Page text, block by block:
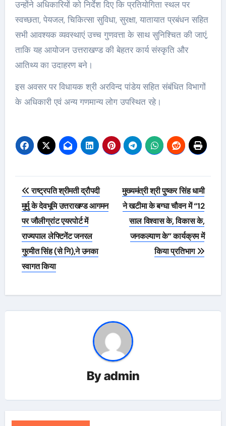
उन्होंने अधिकारियों को निर्देश दिए कि प्रतियोगिता स्थल पर
स्वच्छता, पेयजल, चिकित्सा सुविधा, सुरक्षा, यातायात प्रबंधन सहित
सभी आवश्यक व्यवस्थाएं उच्च गुणवत्ता के साथ सुनिश्चित की जाएं,
ताकि यह आयोजन उत्तराखण्ड की बेहतर कार्य संस्कृति और
आतिथ्य का उदाहरण बने।
इस अवसर पर विधायक श्री अरविन्द पांडेय सहित संबंधित विभागों
के अधिकारी एवं अन्य गणमान्य लोग उपस्थित रहे।
Post
navigation
राष्ट्रपति श्रीमती द्रौपदी
मुर्मु के देवभूमि उत्तराखण्ड आगमन
पर जौलीग्रांट एयरपोर्ट में
राज्यपाल लेफ्टिनेंट जनरल
गुरमीत सिंह (से नि),ने उनका
स्वागत किया
मुख्यमंत्री श्री पुष्कर सिंह धामी
ने खटीमा के बग्घा चौवन में “12
साल विश्वास के, विकास के,
जनकल्याण के” कार्यक्रम में
किया प्रतिभाग
Byadmin